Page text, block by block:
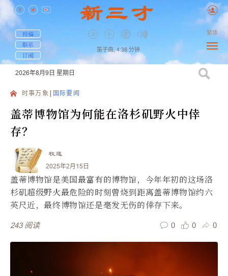
投稿
联系
订阅
笛子曲, 4:38 分钟
繁体
2026年8月9日 星期日
时事万象 国际要闻
盖蒂博物馆为何能在洛杉矶野火中倖
存？
牧莲
2025年2月15日
盖蒂博物馆是美国最富有的博物馆，今年年初的这场洛
杉矶超级野火最危险的时刻曾烧到距离盖蒂博物馆约六
英尺近，最终博物馆还是毫发无伤的倖存下来。
243 阅读 0 0 0